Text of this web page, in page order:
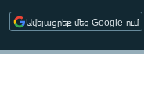
ՄԵԿՆԱԲԱՆՈՒԹՅՈՒՆ
ՏՏ ԵՒ ԻՆՏԵՐՆԵՏ
Ավելացրեք մեզ Google-ում